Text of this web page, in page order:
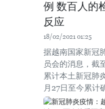
例 数百人的
反应
18/02/2021 01:25
据越南国家新冠
员会的消息，截
累计本土新冠肺
月27日至今累计